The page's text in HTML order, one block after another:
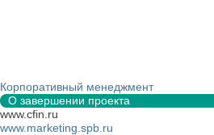
Корпоративный менеджмент
О завершении проекта
www.cfin.ru
www.marketing.spb.ru